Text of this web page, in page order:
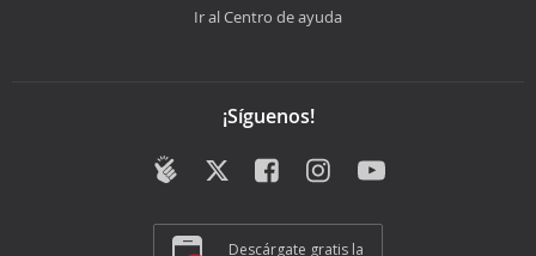
Ir al Centro de ayuda
¡Síguenos!
Descárgate gratis la